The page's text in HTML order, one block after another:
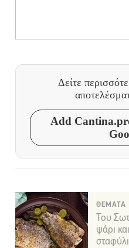
Δείτε
Add
ΘΕΜΑΤΑ
Του
ψάρι